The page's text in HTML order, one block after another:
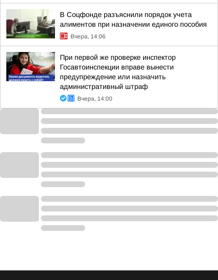
В Соцфонде разъяснили порядок учета
алиментов при назначении единого пособия
Вчера, 14:06
При первой же проверке инспектор
Госавтоинспекции вправе вынести
предупреждение или назначить
административный штраф
Вчера, 14:00